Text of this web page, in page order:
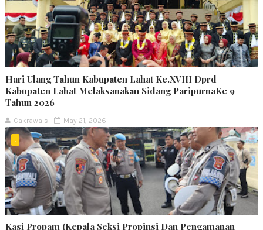
Hari Ulang Tahun Kabupaten Lahat Ke.XVIII Dprd
Kabupaten Lahat Melaksanakan Sidang ParipurnaKe 9
Tahun 2026
Cakrawals May 21, 2026
.
Kasi Propam (Kepala Seksi Propinsi Dan Pengamanan